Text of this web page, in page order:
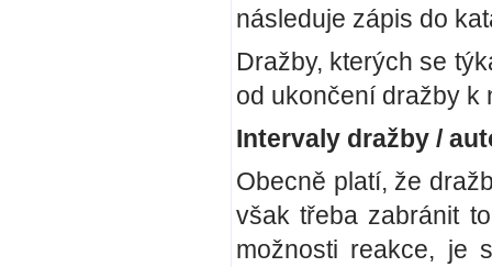
následuje zápis do
Dražby, kterých se
od ukončení dražby k
Intervaly dražby /
Obecně platí, že
však třeba zabránit
možnosti reakce, je